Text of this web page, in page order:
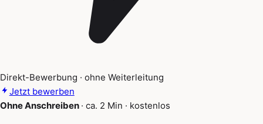
Direkt-Bewerbung · ohne Weiterleitung
Jetzt bewerben
Ohne Anschreiben · ca. 2 Min · kostenlos